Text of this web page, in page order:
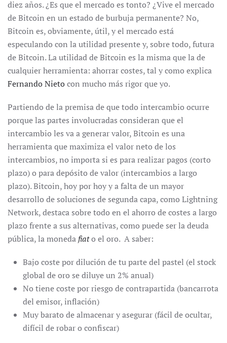
diez años. ¿Es que el mercado es tonto? ¿Vive el mercado
de Bitcoin en un estado de burbuja permanente? No,
Bitcoin es, obviamente, útil, y el mercado está
especulando con la utilidad presente y, sobre todo, futura
de Bitcoin. La utilidad de Bitcoin es la misma que la de
cualquier herramienta: ahorrar costes, tal y como explica
Fernando Nietocon mucho más rigor que yo.
Partiendo de la premisa de que todo intercambio ocurre
porque las partes involucradas consideran que el
intercambio les va a generar valor, Bitcoin es una
herramienta que maximiza el valor neto de los
intercambios, no importa si es para realizar pagos (corto
plazo) o para depósito de valor (intercambios a largo
plazo). Bitcoin, hoy por hoy y a falta de un mayor
desarrollo de soluciones de segunda capa, como Lightning
Network, destaca sobre todo en el ahorro de costes a largo
plazo frente a sus alternativas, como puede ser la deuda
pública, la moneda fiato el oro. A saber:
Bajo coste por dilución de tu parte del pastel (el stock
global de oro se diluye un 2% anual)
No tiene coste por riesgo de contrapartida (bancarrota
del emisor, inflación)
Muy barato de almacenar y asegurar (fácil de ocultar,
difícil de robar o confiscar)